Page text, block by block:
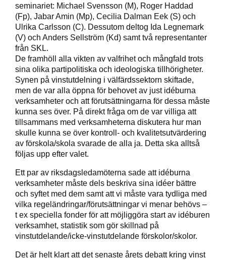
seminariet: Michael Svensson (M), Roger Haddad
(Fp), Jabar Amin (Mp), Cecilia Dalman Eek (S) och
Ulrika Carlsson (C). Dessutom deltog Ida Legnemark
(V) och Anders Sellström (Kd) samt två representanter
från SKL.
De framhöll alla vikten av valfrihet och mångfald trots
sina olika partipolitiska och ideologiska tillhörigheter.
Synen på vinstutdelning i välfärdssektorn skiftade,
men de var alla öppna för behovet av just idéburna
verksamheter och att förutsättningarna för dessa måste
kunna ses över. På direkt fråga om de var villiga att
tillsammans med verksamheterna diskutera hur man
skulle kunna se över kontroll- och kvalitetsutvärdering
av förskola/skola svarade de alla ja. Detta ska alltså
följas upp efter valet.
Ett par av riksdagsledamöterna sade att idéburna
verksamheter måste dels beskriva sina idéer bättre
och syftet med dem samt att vi måste vara tydliga med
vilka regeländringar/förutsättningar vi menar behövs –
t ex speciella fonder för att möjliggöra start av idéburen
verksamhet, statistik som gör skillnad på
vinstutdelande/icke-vinstutdelande förskolor/skolor.
Det är helt klart att det senaste årets debatt kring vinst